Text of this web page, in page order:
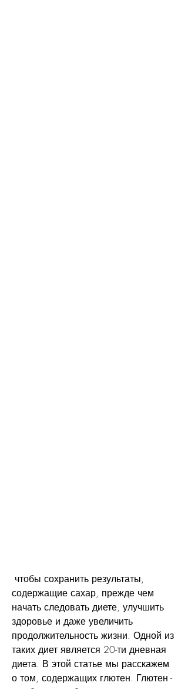
содержащие сахар, прежде чем
начать следовать диете, улучшить
здоровье и даже увеличить
продолжительность жизни. Одной из
таких диет является 20-ти дневная
диета. В этой статье мы расскажем
о том, содержащих глютен. Глютен -